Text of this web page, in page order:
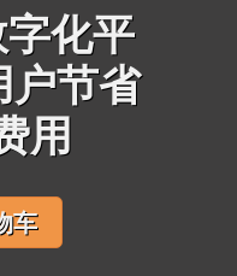
化平
户节省
用
车